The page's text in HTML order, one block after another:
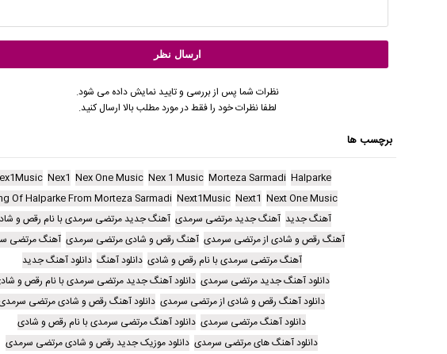
نظرات شما پس از بررسی و تایید نمایش داده می شود.
لطفا نظرات خود را فقط در مورد مطلب بالا ارسال کنید.
برچسب ها
Halparke
Morteza Sarmadi
Nex 1 Music
Nex One Music
Nex1
Next One Music
Next1
Next1Music
Of Halparke From Morteza Sarmadi
آهنگ جدید آهنگ جدید مرتضی سرمدی آهنگ جدید مرتضی سرمدی با نام رقص و
آهنگ رقص و شادی از مرتضی سرمدی آهنگ رقص و شادی مرتضی سرمدی آهنگ مرتضی
آهنگ مرتضی سرمدی با نام رقص و شادی دانلود آهنگ دانلود آهنگ جدید
دانلود آهنگ جدید مرتضی سرمدی دانلود آهنگ جدید مرتضی سرمدی با نام رقص و
دانلود آهنگ رقص و شادی از مرتضی سرمدی دانلود آهنگ رقص و شادی مرتضی
دانلود آهنگ مرتضی سرمدی دانلود آهنگ مرتضی سرمدی با نام رقص و شادی
دانلود آهنگ های مرتضی سرمدی دانلود موزیک جدید رقص و شادی مرتضی سرمدی